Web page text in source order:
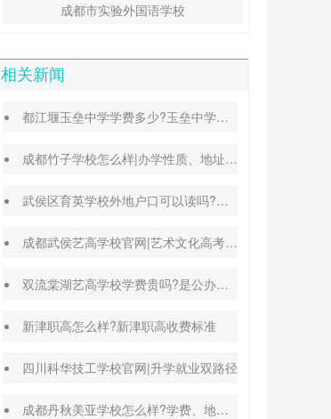
成都市实验外国语学校
相关新闻
都江堰玉垒中学学费多少?玉垒中学录取分数线
成都竹子学校怎么样|办学性质、地址、学费汇总
武侯区育英学校外地户口可以读吗?转学插班条件
成都武侯艺高学校官网|艺术文化高考班能高考吗
双流棠湖艺高学校学费贵吗?是公办还是民办
新津职高怎么样?新津职高收费标准
四川科华技工学校官网|升学就业双路径
成都丹秋美亚学校怎么样?学费、地址、办学特色汇总